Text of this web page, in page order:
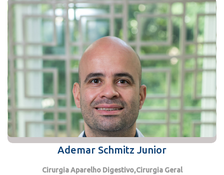
Ademar Schmitz Junior
Cirurgia Aparelho Digestivo,cirurgia Geral